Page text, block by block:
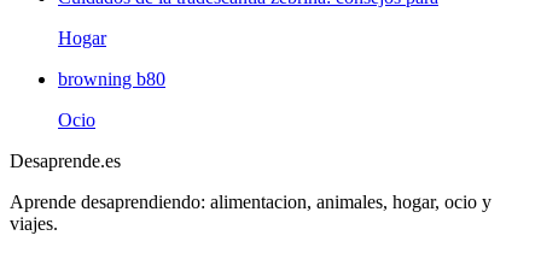
Hogar
browning b80
Ocio
Desaprende.es
Aprende desaprendiendo: alimentacion, animales, hogar, ocio y
viajes.